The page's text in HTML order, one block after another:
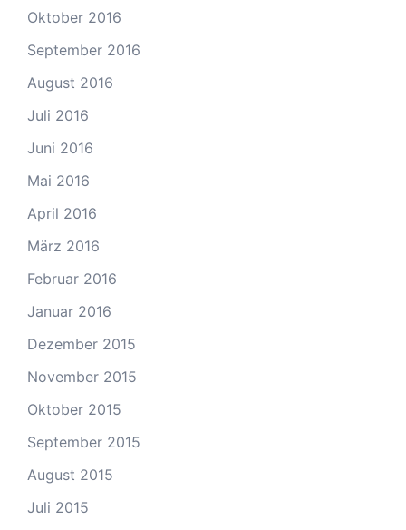
Oktober 2016
September 2016
August 2016
Juli 2016
Juni 2016
Mai 2016
April 2016
März 2016
Februar 2016
Januar 2016
Dezember 2015
November 2015
Oktober 2015
September 2015
August 2015
Juli 2015